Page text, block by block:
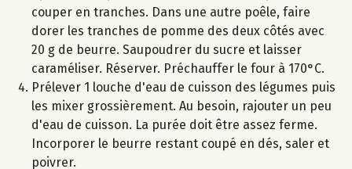
couper en tranches. Dans une autre poêle, faire
dorer les tranches de pomme des deux côtés avec
20 g de beurre. Saupoudrer du sucre et laisser
caraméliser. Réserver. Préchauffer le four à 170°C.
Prélever 1 louche d'eau de cuisson des légumes puis
les mixer grossièrement. Au besoin, rajouter un peu
d'eau de cuisson. La purée doit être assez ferme.
Incorporer le beurre restant coupé en dés, saler et
poivrer.